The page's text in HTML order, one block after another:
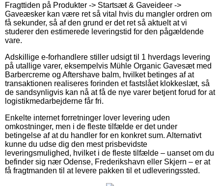
Fragttiden på Produkter -> Startsæt & Gaveideer ->
Gaveæsker kan være ret så vital hvis du mangler ordren om
få sekunder, så af den grund er det ret så aktuelt at vi
studerer den estimerede leveringstid for den pågældende
vare.
Adskillige e-forhandlere stiller udsigt til 1 hverdags levering
på utallige varer, eksempelvis Mühle Organic Gavesæt med
Barbercreme og Aftershave balm, hvilket betinges af at
transaktionen realiseres forinden et fastslået klokkeslæt, så
de sandsynligvis kan nå at få de nye varer betjent forud for at
logistikmedarbejderne får fri.
Enkelte internet forretninger lover levering uden
omkostninger, men i de fleste tilfælde er det under
betingelse af at du handler for en konkret sum. Alternativt
kunne du udse dig den mest prisbevidste
leveringsmulighed, hvilket i de fleste tilfælde – uanset om du
befinder sig nær Odense, Frederikshavn eller Skjern – er at
få fragtmanden til at levere pakken til et udleveringssted.